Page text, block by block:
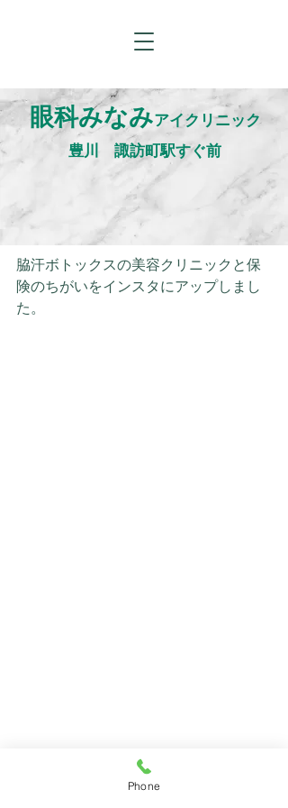
眼科みなみアイクリニック
​豊川 諏訪町駅すぐ前
脇汗ボトックスの美容クリニックと保
険のちがいをインスタにアップしまし
た。
Phone